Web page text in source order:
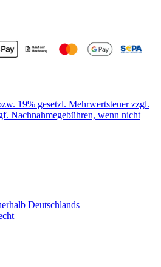
19% gesetzl. Mehrwertsteuer zzgl.
Nachnahmegebühren, wenn nicht
Deutschlands